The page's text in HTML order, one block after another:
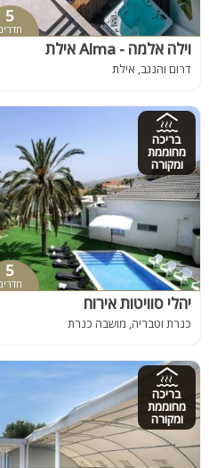
5
וילה אלמה - Alma אילת
דרום והנגב, אילת
בריכה
מחוממת
ומקורה
5
יהלי סוויטות אירוח
כנרת וטבריה, מושבה כנרת
בריכה
מחוממת
ומקורה